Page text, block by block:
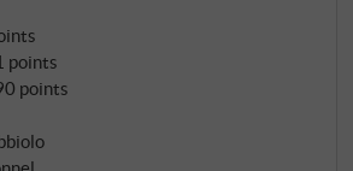
et des sols qui forment ensemble
Les raisins
parcelles de caractère
et Serralunga,
et vinifiées
points
points